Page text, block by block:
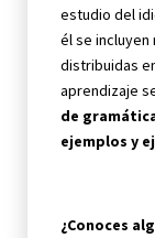
estudio del
él se incluyen
distribuidas
aprendizaje
de
ejemplos y
¿Conoces